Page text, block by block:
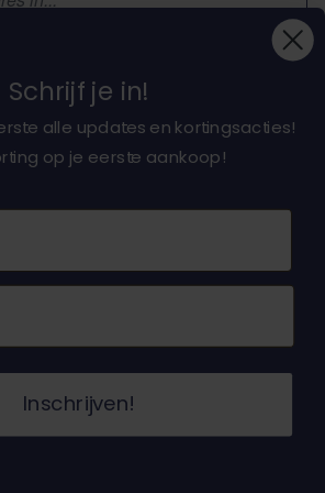
Alle rechten voorbehouden.
door -
Schrijf je in!
alle updates en kortingsacties!
op je eerste aankoop!
Inschrijven!